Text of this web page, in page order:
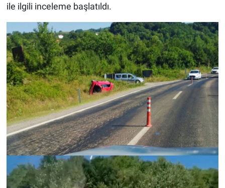
ile ilgili inceleme başlatıldı.